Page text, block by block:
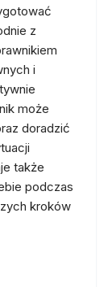
z
i
może
doradzić
także
podczas
kroków